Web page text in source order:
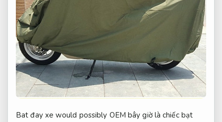
Bat đay xe would possibly OEM bây giờ là chiếc bạt